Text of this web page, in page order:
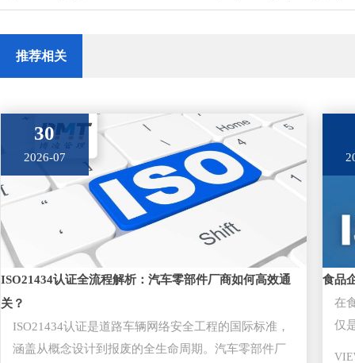
推荐相关
30
2026-07
ISO21434认证全流程解析：汽车零部件厂商如何高效通
关？
ISO21434认证是道路车辆网络安全工程的国际标准，
涵盖从概念设计到报废的全生命周期。汽车零部件厂
食品
在
仅